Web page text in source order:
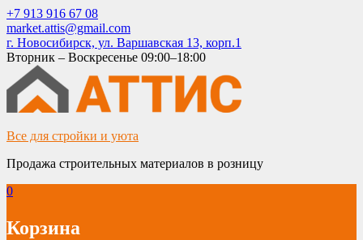
Skip
to
content
+7 913 916 67 08
market.attis@gmail.com
г. Новосибирск, ул. Варшавская 13, корп.1
Вторник – Воскресенье 09:00–18:00
Все для стройки и уюта
Продажа строительных материалов в розницу
0
Корзина